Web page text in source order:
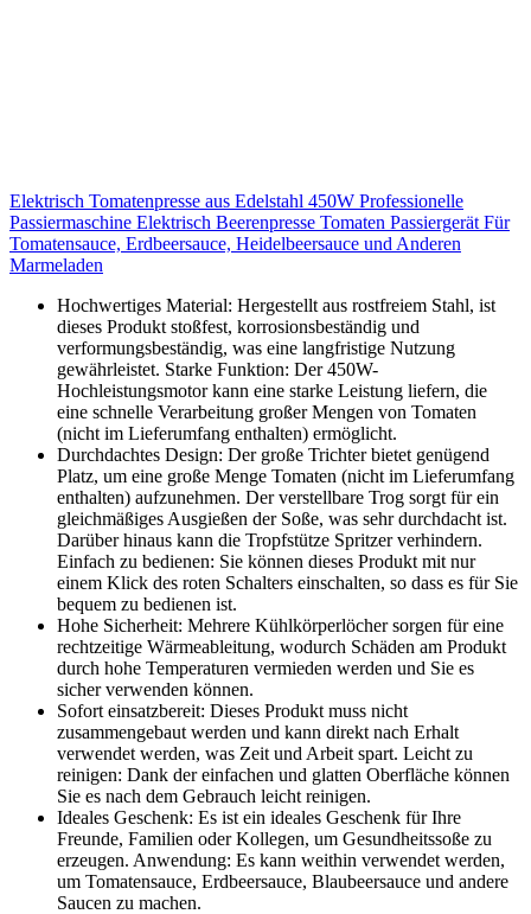
Elektrisch Tomatenpresse aus Edelstahl 450W Professionelle
Passiermaschine Elektrisch Beerenpresse Tomaten Passiergerät Für
Tomatensauce, Erdbeersauce, Heidelbeersauce und Anderen
Marmeladen
Hochwertiges Material: Hergestellt aus rostfreiem Stahl, ist
dieses Produkt stoßfest, korrosionsbeständig und
verformungsbeständig, was eine langfristige Nutzung
gewährleistet. Starke Funktion: Der 450W-
Hochleistungsmotor kann eine starke Leistung liefern, die
eine schnelle Verarbeitung großer Mengen von Tomaten
(nicht im Lieferumfang enthalten) ermöglicht.
Durchdachtes Design: Der große Trichter bietet genügend
Platz, um eine große Menge Tomaten (nicht im Lieferumfang
enthalten) aufzunehmen. Der verstellbare Trog sorgt für ein
gleichmäßiges Ausgießen der Soße, was sehr durchdacht ist.
Darüber hinaus kann die Tropfstütze Spritzer verhindern.
Einfach zu bedienen: Sie können dieses Produkt mit nur
einem Klick des roten Schalters einschalten, so dass es für Sie
bequem zu bedienen ist.
Hohe Sicherheit: Mehrere Kühlkörperlöcher sorgen für eine
rechtzeitige Wärmeableitung, wodurch Schäden am Produkt
durch hohe Temperaturen vermieden werden und Sie es
sicher verwenden können.
Sofort einsatzbereit: Dieses Produkt muss nicht
zusammengebaut werden und kann direkt nach Erhalt
verwendet werden, was Zeit und Arbeit spart. Leicht zu
reinigen: Dank der einfachen und glatten Oberfläche können
Sie es nach dem Gebrauch leicht reinigen.
Ideales Geschenk: Es ist ein ideales Geschenk für Ihre
Freunde, Familien oder Kollegen, um Gesundheitssoße zu
erzeugen. Anwendung: Es kann weithin verwendet werden,
um Tomatensauce, Erdbeersauce, Blaubeersauce und andere
Saucen zu machen.